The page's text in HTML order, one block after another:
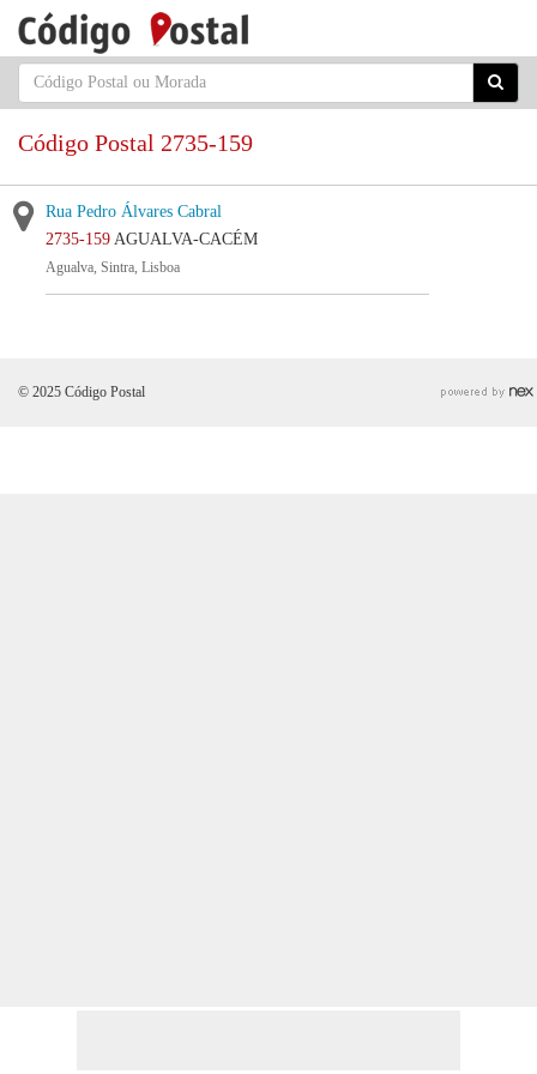
Código Postal 2735-159
Rua Pedro Álvares Cabral
2735-159 AGUALVA-CACÉM
Agualva, Sintra, Lisboa
© 2025 Código Postal